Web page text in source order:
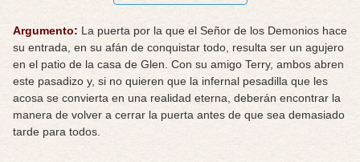
Argumento: La puerta por la que el Señor de los Demonios hace
su entrada, en su afán de conquistar todo, resulta ser un agujero
en el patio de la casa de Glen. Con su amigo Terry, ambos abren
este pasadizo y, si no quieren que la infernal pesadilla que les
acosa se convierta en una realidad eterna, deberán encontrar la
manera de volver a cerrar la puerta antes de que sea demasiado
tarde para todos.